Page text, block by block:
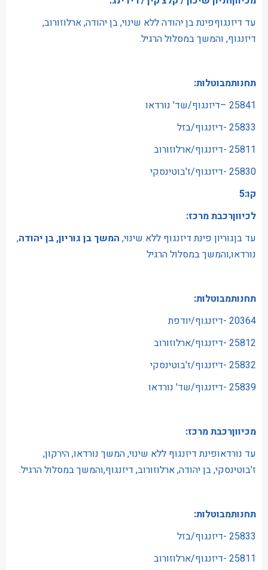
עד דיזנגוףפינת בן יהודה ללא שינוי, בן יהודה, ארלוזורוב,
דיזנגוף, והמשך במסלול הרגיל.
תחנותמבוטלות:
25841 –דיזנגוף/שד' נורדאו
25833 -דיזנגוף/בזל
25811 -דיזנגוף/ארלוזורוב
25830 -דיזנגוף/ז'בוטינסקי
קו:5
לכיווןרכבת מרכז:
עד בןגוריון פינת דיזנגוף ללא שינוי, המשך בן גוריון, בן יהודה,
נורדאו,והמשך במסלול הרגיל
תחנותמבוטלות:
20364 -דיזנגוף/יודפת
25812 -דיזנגוף/ארלוזורוב
25832 -דיזנגוף/ז'בוטינסקי
25839 -דיזנגוף/שד' נורדאו
מכיווןרכבת מרכז:
עד נורדאופינת דיזנגוף ללא שינוי, המשך נורדאו, הירקון,
ז'בוטינסקי, בן יהודה, ארלוזורוב, דיזנגוף,והמשך במסלול הרגיל.
תחנותמבוטלות:
25833 -דיזנגוף/בזל
25811 -דיזנגוף/ארלוזורוב